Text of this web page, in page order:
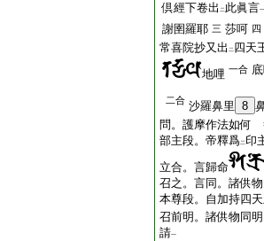
倶經下卷出 二 此眞言一
謝圉羅耶 三 莎呵 四
常喜院抄又出 二 四天
地哩 一合
二合 沙羅鼻里 8
問。護摩作法如何
部主段。帝釋爲二印
立合。言歸命
召之。言同。諸供
本尊段。自加持四
召前明。諸供物同
請一